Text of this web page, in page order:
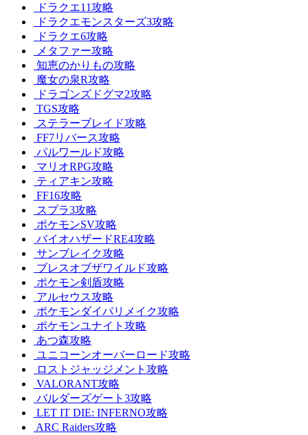
ドラクエ11攻略
ドラクエモンスターズ3攻略
ドラクエ6攻略
メタファー攻略
知恵のかりもの攻略
魔女の泉R攻略
ドラゴンズドグマ2攻略
TGS攻略
ステラーブレイド攻略
FF7リバース攻略
パルワールド攻略
マリオRPG攻略
ティアキン攻略
FF16攻略
スプラ3攻略
ポケモンSV攻略
バイオハザードRE4攻略
サンブレイク攻略
ブレスオブザワイルド攻略
ポケモン剣盾攻略
アルセウス攻略
ポケモンダイパリメイク攻略
ポケモンユナイト攻略
あつ森攻略
ユニコーンオーバーロード攻略
ロストジャッジメント攻略
VALORANT攻略
バルダーズゲート3攻略
LET IT DIE: INFERNO攻略
ARC Raiders攻略